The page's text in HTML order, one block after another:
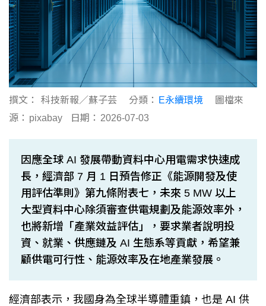
撰文： 科技新報／蘇子芸 分類： E永續環境
圖檔來
源： pixabay 日期： 2026-07-03
因應全球 AI 發展帶動資料中心用電需求快速成
長，經濟部 7 月 1 日預告修正《能源開發及使
用評估準則》第九條附表七，未來 5 MW 以上
大型資料中心除須審查供電規劃及能源效率外，
也將新增「產業效益評估」，要求業者說明投
資、就業、供應鏈及 AI 生態系等貢獻，希望兼
顧供電可行性、能源效率及在地產業發展。
經濟部表示，我國身為全球半導體重鎮，也是 AI 供